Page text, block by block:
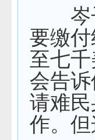
岑子
要缴
至七
会告
请难
作。但